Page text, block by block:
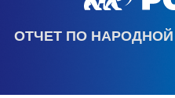
ОТЧЕТ ПО НАРОДНОЙ